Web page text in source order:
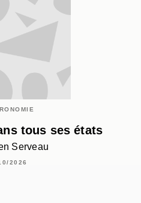
tous ses états
Serveau
2026